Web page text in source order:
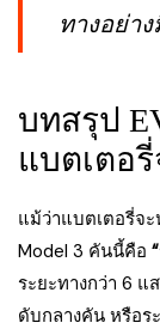
ทางอย่า
บทสรุป
แบตเตอรี่
แม้ว่าแบตเตอรี่จ
Model 3 คันนี้คือ
ระยะทางกว่า 6
ดับกลางคัน หรือร